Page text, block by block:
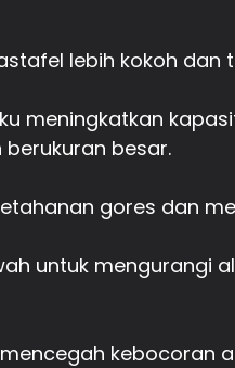
lebih kokoh
meningkatkan
besar.
gores dan
untuk mengurangi
kebocoran